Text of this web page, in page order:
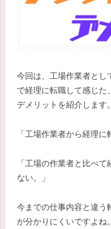
今回は、工場作業者とし
で経理に転職して感じた
デメリットを紹介します。
「工場作業者から経理に
「工場の作業者と比べ
ない。」
今までの仕事内容と違う
が分かりにくいですよね。